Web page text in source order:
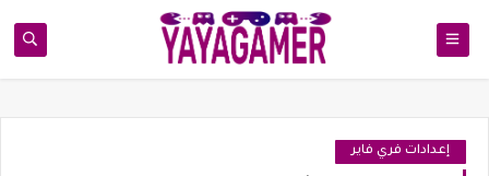
إعدادات فري فاير